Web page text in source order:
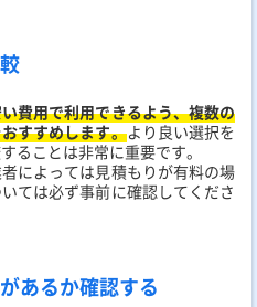
費用で利用できるよう、複数の
すすめします。より良い選択を
ることは非常に重要です。
によっては見積もりが有料の場
ては必ず事前に確認してくださ
あるか確認する